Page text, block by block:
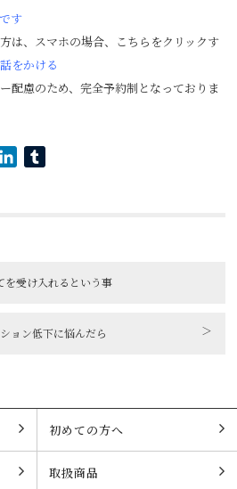
す
は、スマホの場合、こちらをクリックす
をかける
配慮のため、完全予約制となっておりま
PocketLinkedIn
を受け入れるという事
ョン低下に悩んだら ＞
初めての方へ
取扱商品